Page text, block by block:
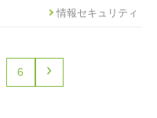
情報セキュリティ
6 ›